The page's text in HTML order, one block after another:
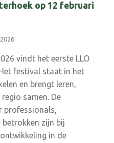
op 12 februari
vindt het eerste LLO
festival staat in het
en brengt leren,
samen. De
professionals,
zijn bij
in de